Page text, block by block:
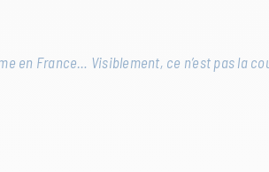
en France… Visiblement, ce n’est pas la